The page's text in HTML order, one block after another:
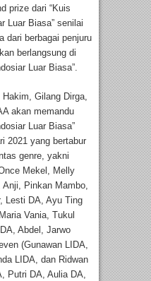
prize dari “Kuis
Luar Biasa” senilai
dari berbagai penjuru
berlangsung di
Luar Biasa”.
Gilang Dirga,
akan memandu
Luar Biasa”
2021 yang bertabur
genre, yakni
Mekel, Melly
Anji, Pinkan Mambo,
Lesti DA, Ayu Ting
Vania, Tukul
Abdel, Jarwo
(Gunawan LIDA,
LIDA, dan Ridwan
Putri DA, Aulia DA,